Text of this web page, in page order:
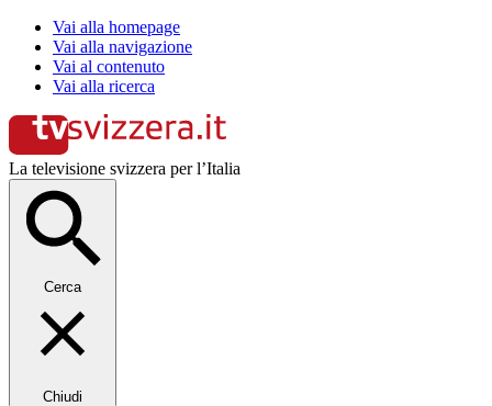
Vai alla homepage
Vai alla navigazione
Vai al contenuto
Vai alla ricerca
La televisione svizzera per l’Italia
Cerca
Chiudi